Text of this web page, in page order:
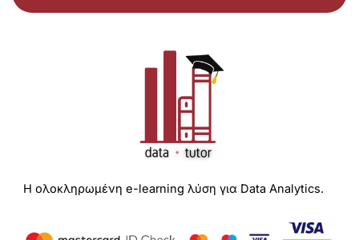
Η ολοκληρωμένη e-learning λύση για Data Analytics.